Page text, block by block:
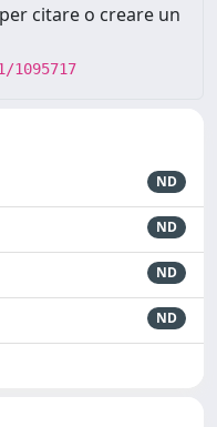
citare o creare un
ND
ND
ND
ND